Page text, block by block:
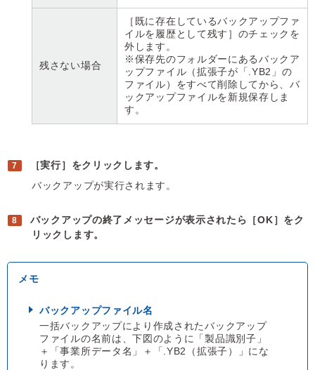
残さない場合
［既に存在しているバックアップファ
イルを履歴として残す］のチェックを
外します。
※保存先のフォルダーにあるバックア
ップファイル（拡張子が「.YB2」の
ファイル）をすべて削除してから、バ
ックアップファイルを新規保存しま
す。
［実行］をクリックします。
バックアップが実行されます。
バックアップの終了メッセージが表示されたら［OK］をク
リックします。
バックアップファイル名
一括バックアップにより作成されたバックアップ
ファイルの名前は、下図のように「製品識別子」
＋「事業所データ名」＋「.YB2（拡張子）」にな
ります。